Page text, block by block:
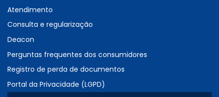
Atendimento
Consulta e regularização
Deacon
Perguntas frequentes dos consumidores
Registro de perda de documentos
Portal da Privacidade (LGPD)